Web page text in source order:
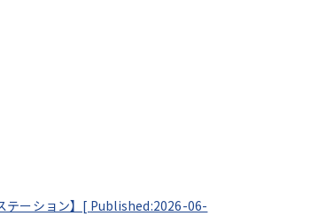
テーション】[ Published:2026-06-